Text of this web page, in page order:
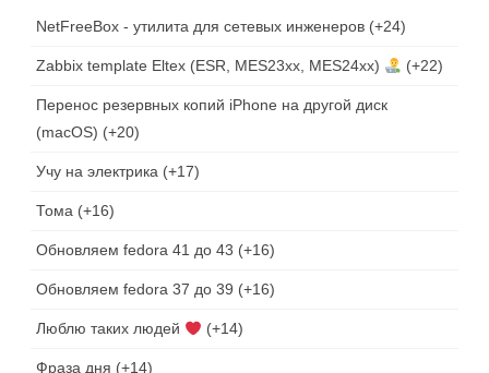
NetFreeBox - утилита для сетевых инженеров +24
Zabbix template Eltex (ESR, MES23xx, MES24xx) +22
Перенос резервных копий iPhone на другой диск
(macOS)
+20
Учу на электрика +17
Тома +16
Обновляем fedora 41 до 43 +16
Обновляем fedora 37 до 39 +16
Люблю таких людей +14
Фраза дня +14